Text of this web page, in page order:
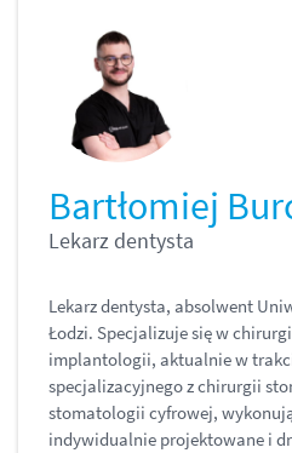
Bartłomiej
Lekarz dentysta
Lekarz dentysta, absolwent
Łodzi. Specjalizuje się w
implantologii, aktualnie w
specjalizacyjnego z chirurgii
stomatologii cyfrowej,
indywidualnie projektowane i